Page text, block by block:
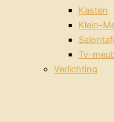
Kasten
Klein-
Tv-
Verlichting